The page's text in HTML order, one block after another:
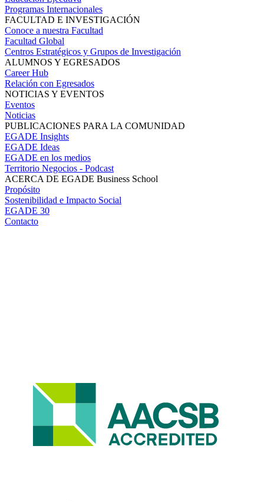
Programas Internacionales
FACULTAD E INVESTIGACIÓN
Conoce a nuestra Facultad
Facultad Global
Centros Estratégicos y Grupos de Investigación
ALUMNOS Y EGRESADOS
Career Hub
Relación con Egresados
NOTICIAS Y EVENTOS
Eventos
Noticias
PUBLICACIONES PARA LA COMUNIDAD
EGADE Insights
EGADE Ideas
EGADE en los medios
Territorio Negocios - Podcast
ACERCA DE EGADE Business School
Propósito
Sostenibilidad e Impacto Social
EGADE 30
Contacto